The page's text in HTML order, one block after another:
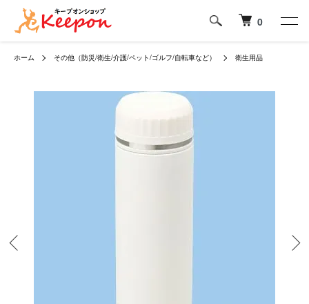
0
ホーム その他（防災/衛生/介護/ペット/ゴルフ/自転車など） 衛生用品